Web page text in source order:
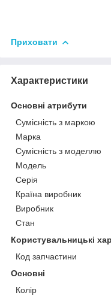
Приховати
Характеристики
Основні атрибути
Сумісність з маркою
Марка
Сумісність з моделлю
Модель
Серія
Країна виробник
Виробник
Стан
Користувальницькі
Код запчастини
Основні
Колір